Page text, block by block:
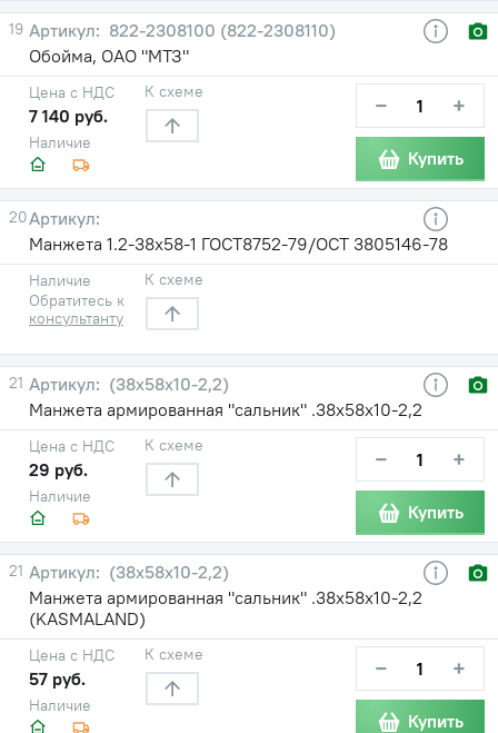
19
822-2308100 (822-2308110)
Обойма, ОАО "МТЗ"
Наличие
Цена с НДС
7 140 руб.
К схеме − +
Купить
20
Манжета 1.2-38х58-1 ГОСТ8752-79/ОСТ 3805146-78
Наличие
Обратитесь к
консультанту
К схеме
21
(38х58х10-2,2)
Манжета армированная "сальник" .38х58х10-2,2
Наличие
Цена с НДС
29 руб.
К схеме − +
Купить
21
(38х58х10-2,2)
Манжета армированная "сальник" .38х58х10-2,2
(KASMALAND)
Наличие
Цена с НДС
57 руб.
К схеме − +
Купить